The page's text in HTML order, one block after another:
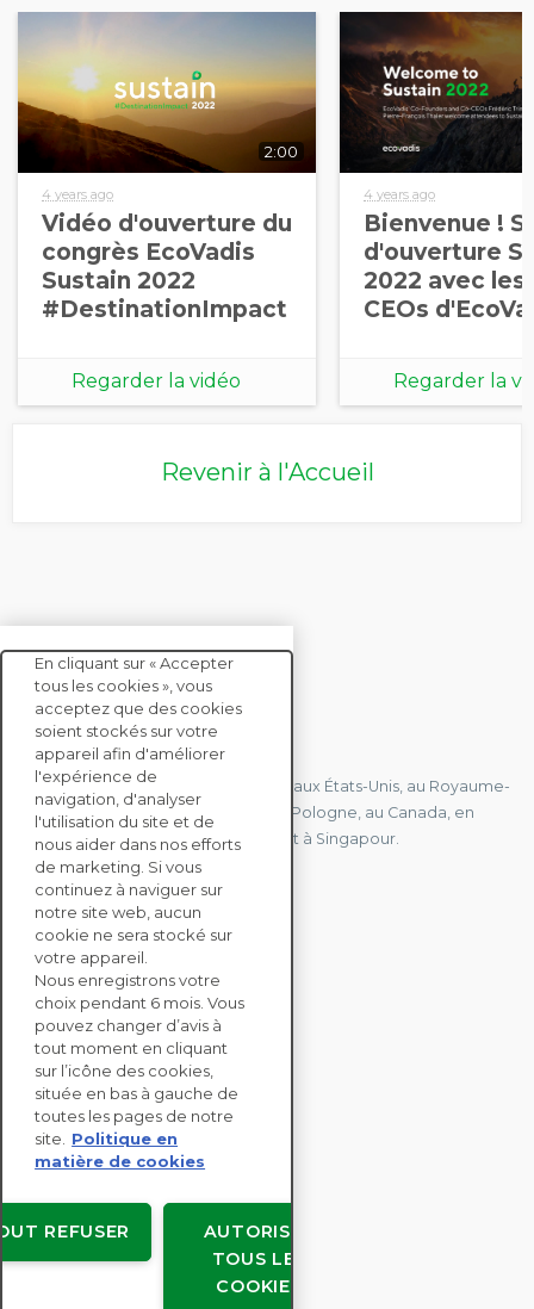
2:00
4 years ago
Vidéo d'ouverture du
congrès EcoVadis
Sustain 2022
#DestinationImpact
Regarder la vidéo
4 years ago
Bienvenue !
d'ouverture
2022 avec les
CEOs
Regarder la
Revenir à l'Accueil
CONTACTEZ-NOUS
Nous avons des bureaux en France, aux États-Unis, au Royaume-
Uni, à Hong Kong, à l'île Maurice, en Pologne, au Canada, en
Allemagne, au Japon, en Espagne et à Singapour.
CONTACTEZ-NOUS
SOLUTIONS
ENTERPRISE
ÉVALUATIONS RSE
RESSOURCES
À PROPOS
Copyright © EcoVadis
Accords avec les utilisateurs
En cliquant sur « Accepter
tous les cookies », vous
acceptez que des cookies
soient stockés sur votre
appareil afin d'améliorer
l'expérience de
navigation, d'analyser
l'utilisation du site et de
nous aider dans nos efforts
de marketing. Si vous
continuez à naviguer sur
notre site web, aucun
cookie ne sera stocké sur
votre appareil.
Nous enregistrons votre
choix pendant 6 mois. Vous
pouvez changer d’avis à
tout moment en cliquant
sur l’icône des cookies,
située en bas à gauche de
toutes les pages de notre
site.
Politique en
matière de cookies
AUTORISER
TOUS LES
COOKIES
REFUSER